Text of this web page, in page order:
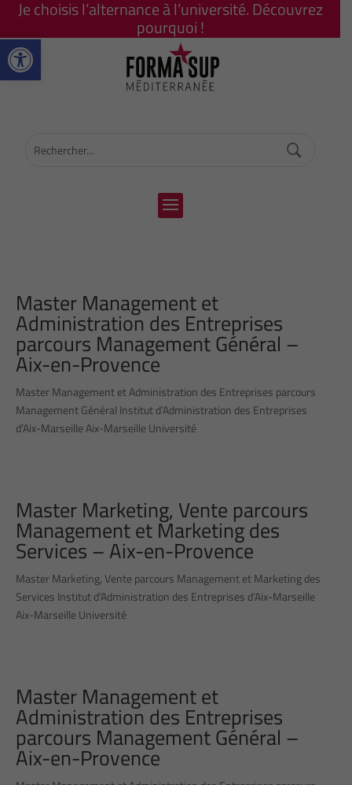
Ouvrir la barre d’outils
Je choisis l’alternance à l’université. Découvrez
pourquoi !
Master Management et
Administration des Entreprises
parcours Management Général –
Aix-en-Provence
Master Management et Administration des Entreprises parcours
Management Général Institut d’Administration des Entreprises
d’Aix-Marseille Aix-Marseille Université
Master Marketing, Vente parcours
Management et Marketing des
Services – Aix-en-Provence
Master Marketing, Vente parcours Management et Marketing des
Services Institut d’Administration des Entreprises d’Aix-Marseille
Aix-Marseille Université
Master Management et
Administration des Entreprises
parcours Management Général –
Aix-en-Provence